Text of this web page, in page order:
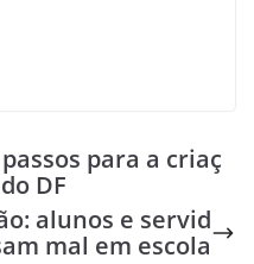
para a criaç
DF
alunos e servid
mal em escola